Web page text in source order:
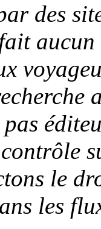
des
pas
le
les